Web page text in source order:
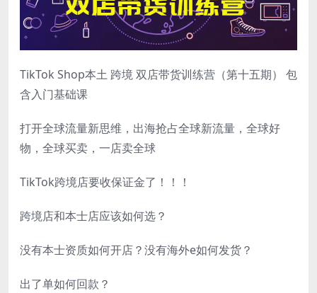
TikTok Shop本土 跨境 双店带货训练营（第十五期） 包
含入门基础课
打开全球流量新思维，出海抢占全球新流量，全球好
物，全球买卖，一店卖全球
TikTok跨境店要收保证金了！！！
跨境店和本士店应该如何选？
没有本士资质如何开店？没有海外e如何发货？
出了单如何回款？